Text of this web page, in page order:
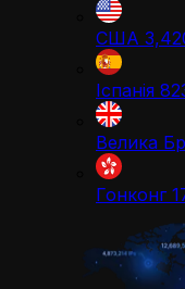
США
Іспанія
Велика
Гонконг